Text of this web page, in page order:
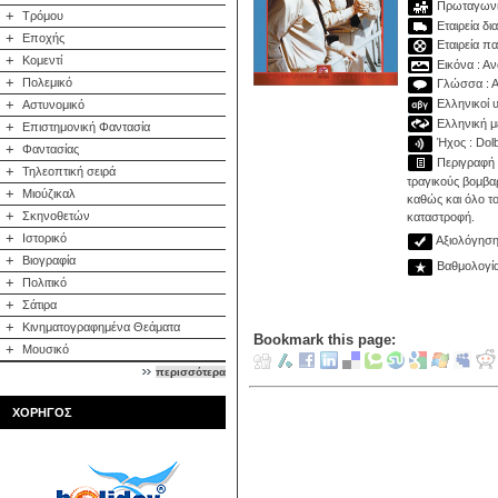
+
Τρόμου
+ Εποχής
+ Κομεντί
+ Πολεμικό
+ Αστυνομικό
+ Επιστημονική Φαντασία
+ Φαντασίας
+ Τηλεοπτική σειρά
+ Μιούζικαλ
+ Σκηνοθετών
+ Ιστορικό
+ Βιογραφία
+ Πολιτικό
+ Σάτιρα
+ Κινηματογραφημένα Θεάματα
+ Μουσικό
περισσότερα
ΧΟΡΗΓΟΣ
Εταιρεία
Εταιρεία
Εικόνα :
Γλώσσα :
Ελληνικοί
Ελληνική
Ήχος :
Περιγραφή
τραγικούς
καθώς και όλο το
καταστροφή.
Bookmark this page: